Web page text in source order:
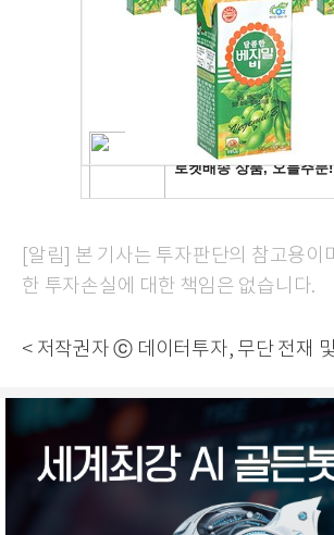
[알림] 본 기사는 투자판단의 참고용이
한 투자손실에 대한 책임은 없습니다.
< 저작권자 ⓒ 데이터투자, 무단 전재